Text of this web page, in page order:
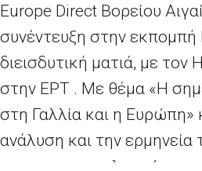
Europe Direct Βορείου
συνέντευξη στην εκπομπή
διεισδυτική ματιά, με τον
στην ΕΡΤ . Με θέμα «Η
στη Γαλλία και η Ευρώπη»
ανάλυση και την ερμηνεία
και των γεωπολιτικών